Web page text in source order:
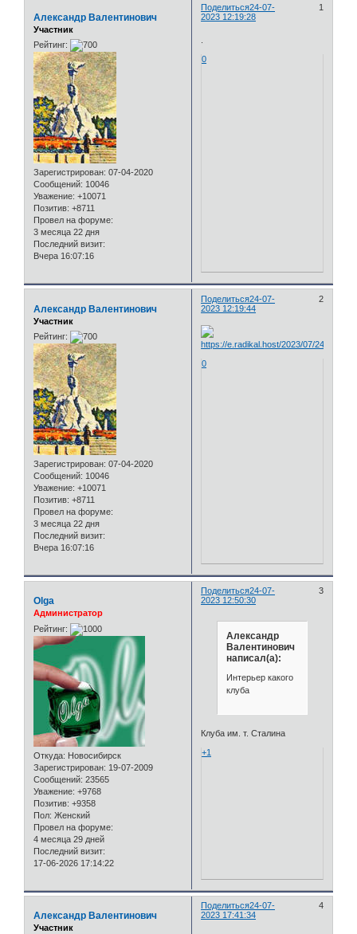
Поделиться 1
24-07-
2023 12:19:28
Александр Валентинович
Участник
Рейтинг:
Зарегистрирован: 07-04-2020
Сообщений: 10046
Уважение: +10071
Позитив: +8711
Провел на форуме:
3 месяца 22 дня
Последний визит:
Вчера 16:07:16
0
Поделиться 2
24-07-
2023 12:19:44
Александр Валентинович
Участник
Рейтинг:
Зарегистрирован: 07-04-2020
Сообщений: 10046
Уважение: +10071
Позитив: +8711
Провел на форуме:
3 месяца 22 дня
Последний визит:
Вчера 16:07:16
0
Поделиться 3
24-07-
2023 12:50:30
Olga
Администратор
Рейтинг:
Откуда: Новосибирск
Зарегистрирован: 19-07-2009
Сообщений: 23565
Уважение: +9768
Позитив: +9358
Пол: Женский
Провел на форуме:
4 месяца 29 дней
Последний визит:
17-06-2026 17:14:22
Александр
Валентинович
написал(а):
Интерьер какого
клуба
Клуба им. т. Сталина
+1
Поделиться 4
24-07-
2023 17:41:34
Александр Валентинович
Участник